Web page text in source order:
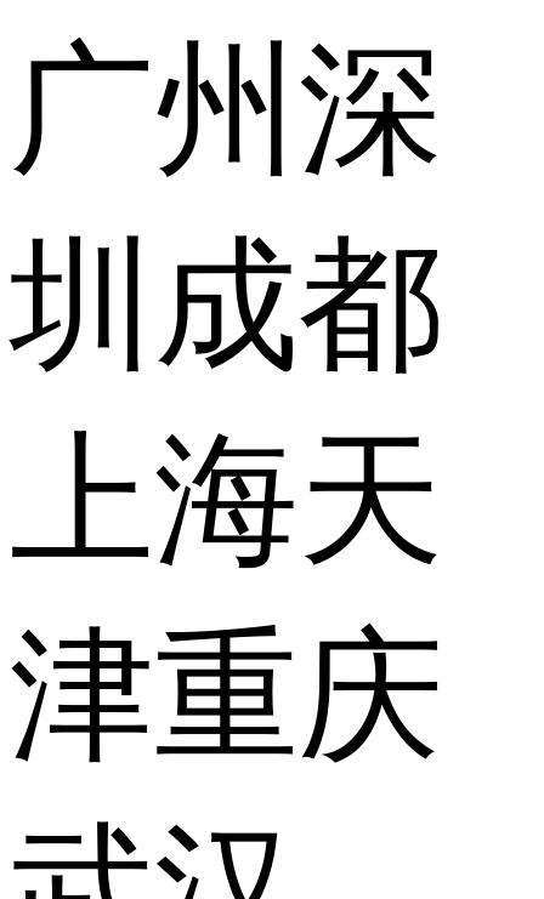
广州 深
圳 成都
上海天
津重庆